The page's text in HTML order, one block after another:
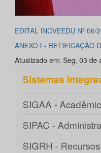
EDITAL INOVEEDU Nº
ANEXO I - RETIFICAÇÃO
Atualizado em: Seg, 03 de
Sistemas
SIGAA -
SIPAC -
SIGRH -